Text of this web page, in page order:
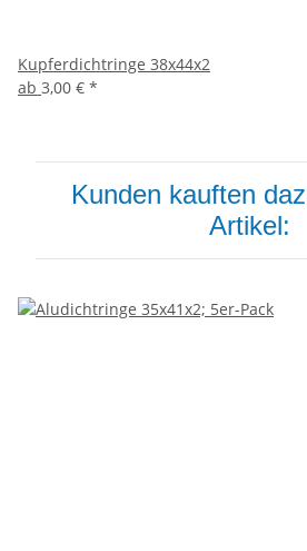
Kupferdichtringe 38x44x2
ab 3,00 € *
Kunden kauften
Artikel: